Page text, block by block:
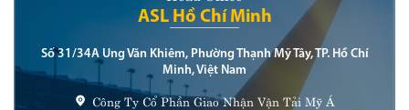
ASL Hồ Chí Minh
Số 31/34A Ung Văn Khiêm, Phường Thạnh Mỹ Tây, TP. Hồ Chí
Minh, Việt Nam
Công Ty Cổ Phần Giao Nhận Vận Tải Mỹ Á